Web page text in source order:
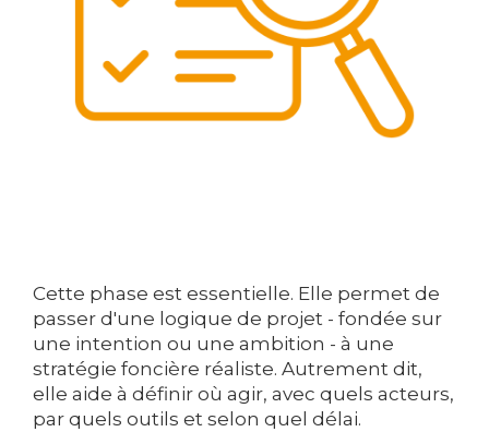
Cette phase est essentielle. Elle permet de
passer d'une logique de projet - fondée sur
une intention ou une ambition - à une
stratégie foncière réaliste. Autrement dit,
elle aide à définir où agir, avec quels acteurs,
par quels outils et selon quel délai.